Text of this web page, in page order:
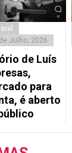
Julho, 2026
de Luís
para
é aberto